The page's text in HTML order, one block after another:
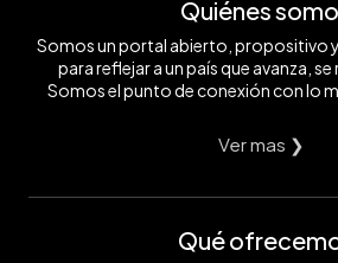
Quiénes
Somos un portal abierto, propositivo
para reflejar a un país que avanza, se
Somos el punto de conexión con lo
Ver mas ❯
Qué